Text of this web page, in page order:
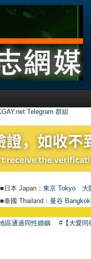
Telegram 群組
■日本 Japan： 東京 Tokyo 大
■泰國 Thailand： 曼谷 Bangkok
區通過同性婚姻 #【大愛同